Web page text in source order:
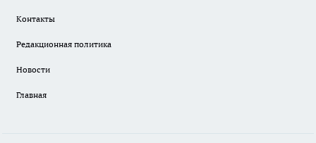
Контакты
Редакционная политика
Новости
Главная